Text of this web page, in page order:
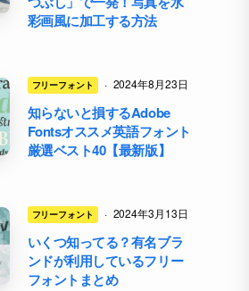
彩画風に加工する方法
フリーフォント · 2024年8月23日
知らないと損するAdobe
Fontsオススメ英語フォント
厳選ベスト40【最新版】
フリーフォント · 2024年3月13日
いくつ知ってる？有名ブラ
ンドが利用しているフリー
フォントまとめ